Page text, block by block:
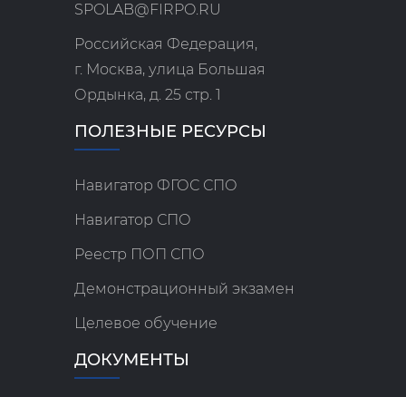
SPOLAB@FIRPO.RU
Российская Федерация,
г. Москва, улица Большая
Ордынка, д. 25 стр. 1
ПОЛЕЗНЫЕ РЕСУРСЫ
Навигатор ФГОС СПО
Навигатор СПО
Реестр ПОП СПО
Демонстрационный экзамен
Целевое обучение
ДОКУМЕНТЫ